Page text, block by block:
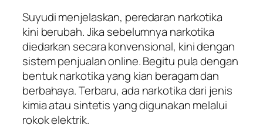
Suyudi menjelaskan, peredaran narkotika
kini berubah. Jika sebelumnya narkotika
diedarkan secara konvensional, kini dengan
sistem penjualan online. Begitu pula dengan
bentuk narkotika yang kian beragam dan
berbahaya. Terbaru, ada narkotika dari jenis
kimia atau sintetis yang digunakan melalui
rokok elektrik.